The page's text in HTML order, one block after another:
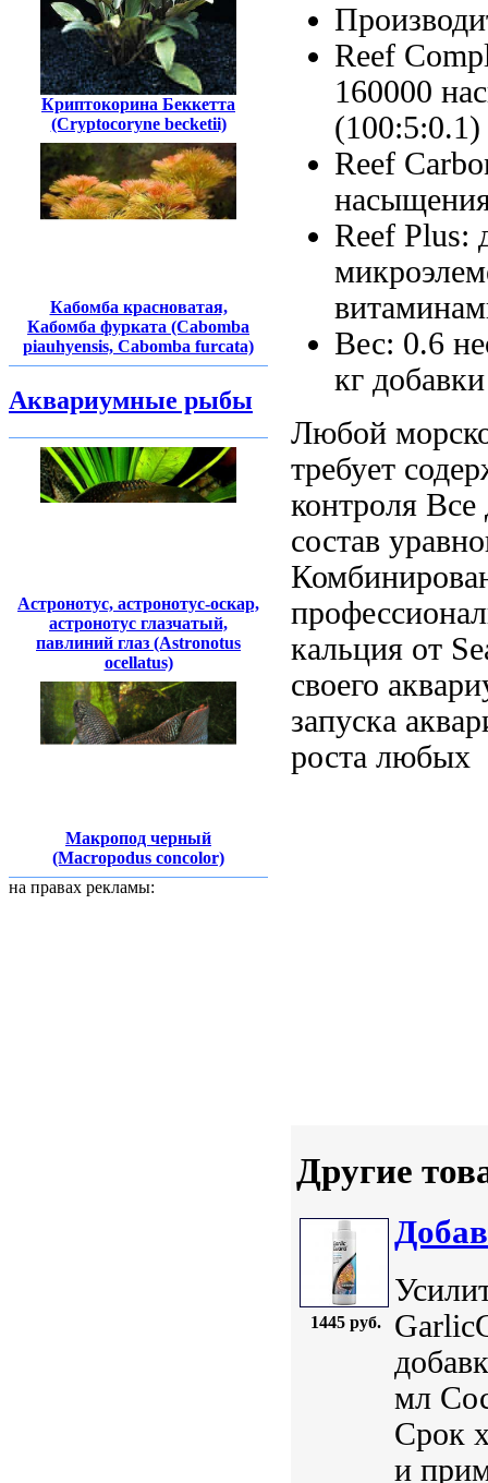
Криптокорина Беккетта
(Cryptocoryne becketii)
Кабомба красноватая,
Кабомба фурката (Cabomba
piauhyensis, Cabomba furcata)
Аквариумные рыбы
Астронотус, астронотус-оскар,
астронотус глазчатый,
павлиний глаз (Astronotus
ocellatus)
Макропод черный
(Macropodus concolor)
на правах рекламы:
Reef
160000
(100:5:0.1)
Reef
Reef Plus:
Вес: 0.6
кг
Любой
требует
контроля Все
состав
кальция от
своего
запуска
роста любых
Другие
1445 руб.
мл
Срок
и